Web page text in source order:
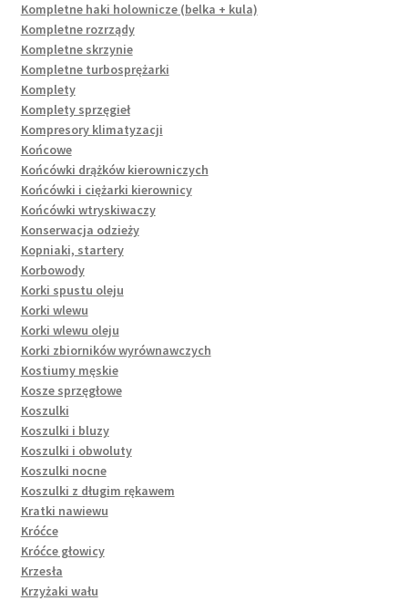
Kompletne haki holownicze (belka + kula)
Kompletne rozrządy
Kompletne skrzynie
Kompletne turbosprężarki
Komplety
Komplety sprzęgieł
Kompresory klimatyzacji
Końcowe
Końcówki drążków kierowniczych
Końcówki i ciężarki kierownicy
Końcówki wtryskiwaczy
Konserwacja odzieży
Kopniaki, startery
Korbowody
Korki spustu oleju
Korki wlewu
Korki wlewu oleju
Korki zbiorników wyrównawczych
Kostiumy męskie
Kosze sprzęgłowe
Koszulki
Koszulki i bluzy
Koszulki i obwoluty
Koszulki nocne
Koszulki z długim rękawem
Kratki nawiewu
Króćce
Króćce głowicy
Krzesła
Krzyżaki wału